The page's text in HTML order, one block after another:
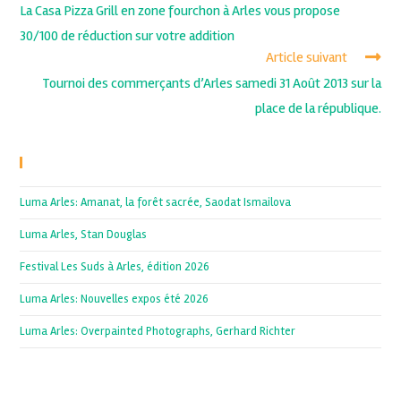
La Casa Pizza Grill en zone fourchon à Arles vous propose
30/100 de réduction sur votre addition
Article suivant
Tournoi des commerçants d’Arles samedi 31 Août 2013 sur la
place de la république.
Luma Arles: Amanat, la forêt sacrée, Saodat Ismailova
Luma Arles, Stan Douglas
Festival Les Suds à Arles, édition 2026
Luma Arles: Nouvelles expos été 2026
Luma Arles: Overpainted Photographs, Gerhard Richter